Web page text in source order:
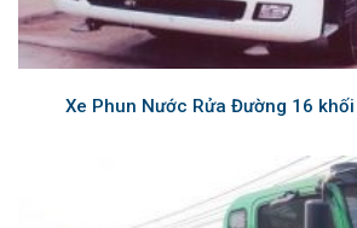
Xe Phun Nước Rửa Đường 16